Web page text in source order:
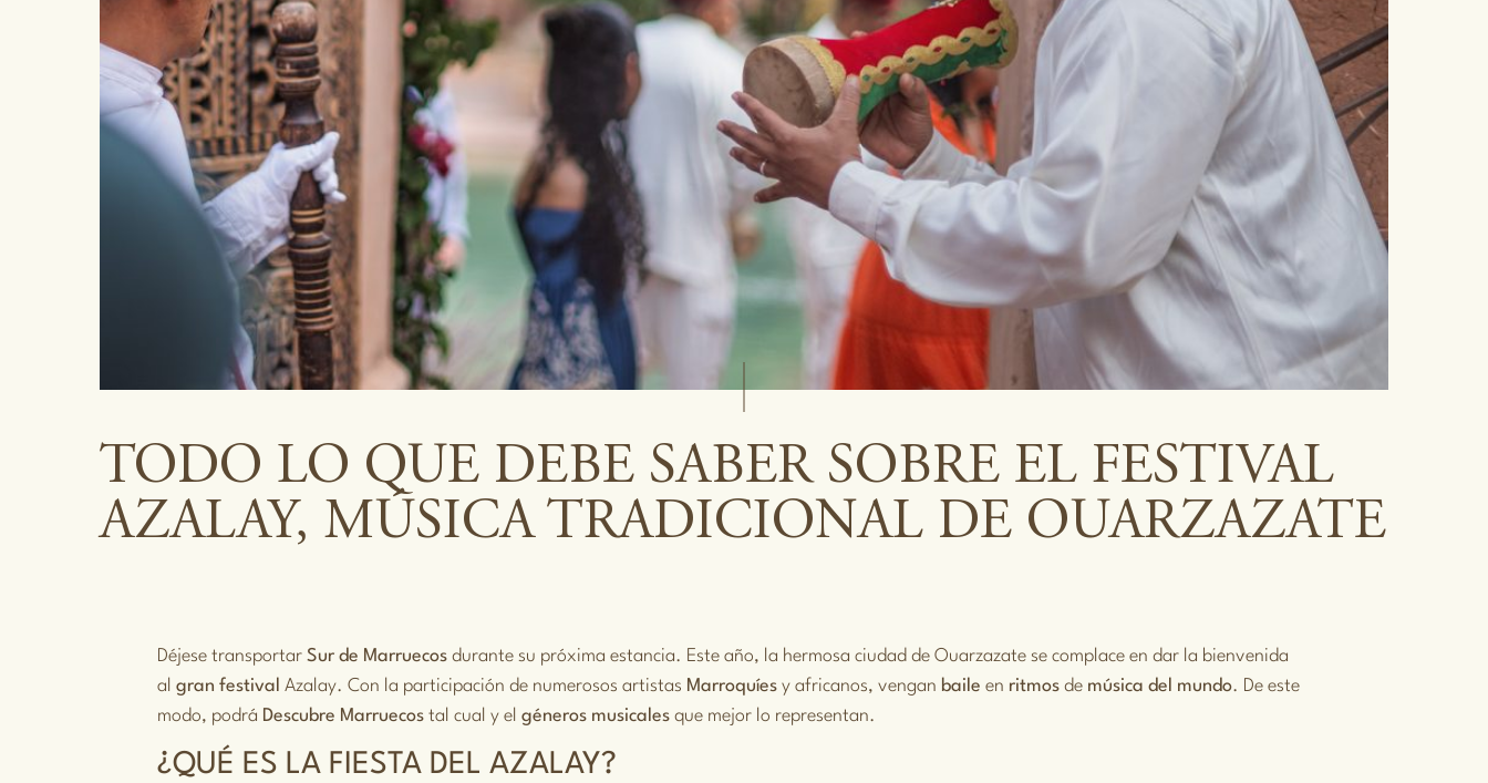
TODO LO QUE DEBE SABER SOBRE EL FESTIVAL
AZALAY, MÚSICA TRADICIONAL DE OUARZAZATE
Déjese transportarSur de Marruecos durante su próxima estancia. Este año, la hermosa ciudad de Ouarzazate se complace en dar la bienvenida
algran festival Azalay. Con la participación de numerosos artistas Marroquíesy africanos, vengan baile en ritmosde música del mundo. De este
modo, podrá Descubre Marruecos tal cual y elgéneros musicales que mejor lo representan.
¿QUÉ ES LA FIESTA DEL AZALAY?